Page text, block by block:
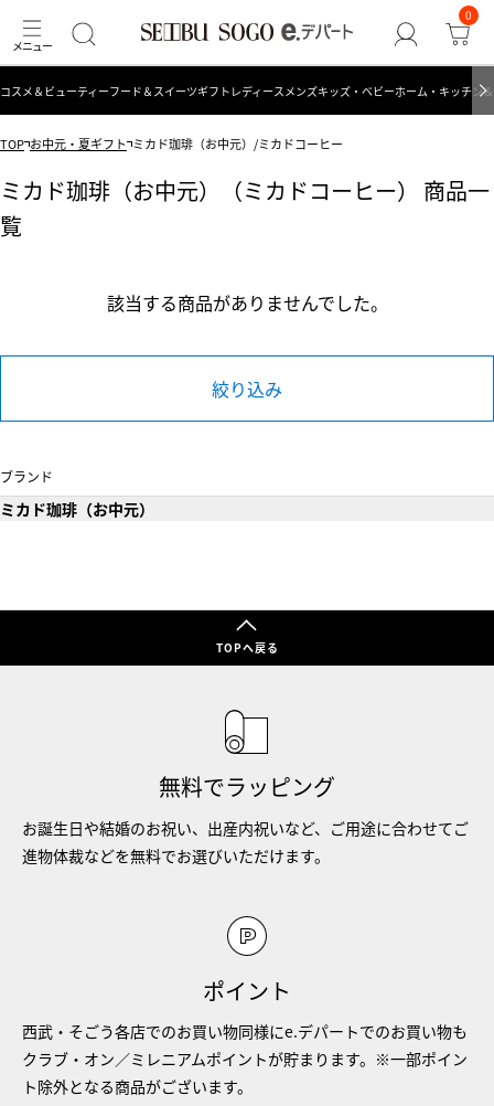
0
コスメ＆ビューティーフード＆スイーツギフト レディース メンズキッズ・ベビーホーム・キッチン
TOP お中元・夏ギフト ミカド珈琲（お中元）/ミカドコーヒー
ミカド珈琲（お中元）（ミカドコーヒー） 商品一
覧
該当する商品がありませんでした。
絞り込み
ブランド
ミカド珈琲（お中元）
TOPへ戻る
無料でラッピング
お誕生日や結婚のお祝い、出産内祝いなど、ご用途に合わせてご
進物体裁などを無料でお選びいただけます。
ポイント
西武・そごう各店でのお買い物同様にe.デパートでのお買い物も
クラブ・オン／ミレニアムポイントが貯まります。※一部ポイン
ト除外となる商品がございます。